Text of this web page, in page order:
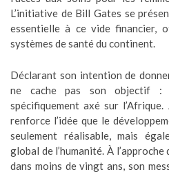
L’initiative de Bill Gates se
essentielle à ce vide financier,
systèmes de santé du continent.
Déclarant son intention de
ne cache pas son objectif :
spécifiquement axé sur
renforce l’idée que le
seulement réalisable, mais
global de l’humanité. À
dans moins de vingt ans, son